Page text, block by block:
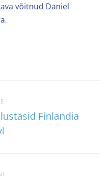
võitnud Daniel
Finlandia